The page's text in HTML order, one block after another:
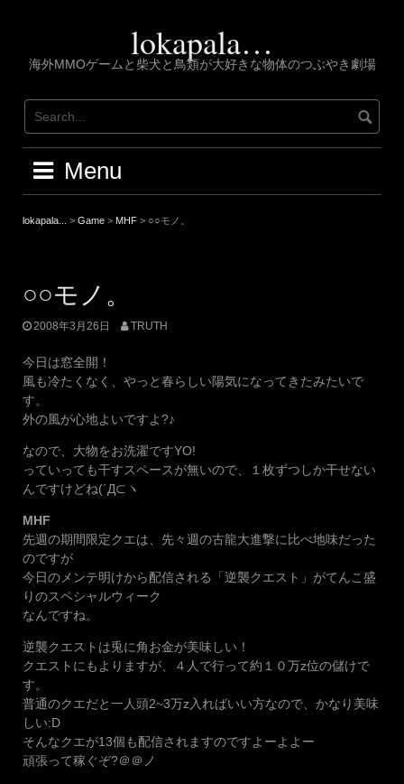
lokapala…
海外MMOゲームと柴犬と鳥類が大好きな物体のつぶやき劇場
Menu
lokapala... > Game > MHF > ○○モノ。
○○モノ。
2008年3月26日 TRUTH
今日は窓全開！
風も冷たくなく、やっと春らしい陽気になってきたみたいで
す。
外の風が心地よいですよ?♪
なので、大物をお洗濯ですYO!
っていっても干すスペースが無いので、１枚ずつしか干せない
んですけどね(´Д⊂ヽ
MHF
先週の期間限定クエは、先々週の古龍大進撃に比べ地味だった
のですが
今日のメンテ明けから配信される「逆襲クエスト」がてんこ盛
りのスペシャルウィーク
なんですね。
逆襲クエストは兎に角お金が美味しい！
クエストにもよりますが、４人で行って約１０万z位の儲けで
す。
普通のクエだと一人頭2~3万z入ればいい方なので、かなり美味
しい:D
そんなクエが13個も配信されますのですよーよよー
頑張って稼ぐぞ?＠＠ノ